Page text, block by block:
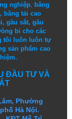
nghiệp, băng
, băng tải cao
, gầu sắt, gầu
bi cho các
tôi luôn luôn tự
sảnphẩm cao
ĐẦU TƯ VÀ
Phường
Hà Nội.